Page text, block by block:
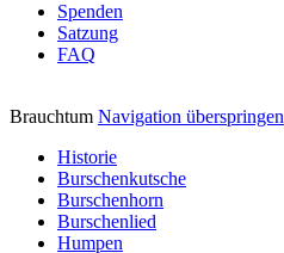
Spenden
Satzung
FAQ
Brauchtum Navigation überspringen
Historie
Burschenkutsche
Burschenhorn
Burschenlied
Humpen